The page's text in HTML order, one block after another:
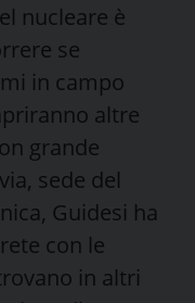
nucleare è
se
in campo
altre
grande
sede del
Guidesi ha
con le
in altri